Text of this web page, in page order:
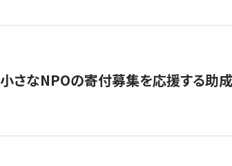
小さなNPOの寄付募集を応援する助